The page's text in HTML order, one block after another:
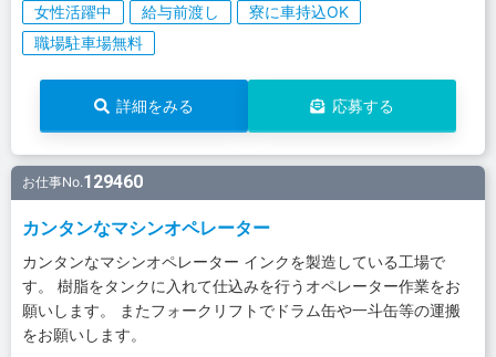
女性活躍中
給与前渡し
寮に車持込OK
職場駐車場無料
詳細をみる 応募する
お仕事No.129460
カンタンなマシンオペレーター
カンタンなマシンオペレーター インクを製造している工場で
す。 樹脂をタンクに入れて仕込みを行うオペレーター作業をお
願いします。 またフォークリフトでドラム缶や一斗缶等の運搬
をお願いします。